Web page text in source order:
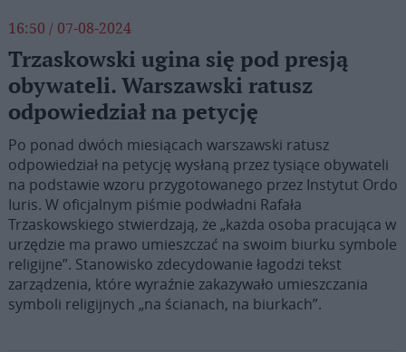
16:50 / 07-08-2024
Trzaskowski ugina się pod presją
obywateli. Warszawski ratusz
odpowiedział na petycję
Po ponad dwóch miesiącach warszawski ratusz
odpowiedział na petycję wysłaną przez tysiące obywateli
na podstawie wzoru przygotowanego przez Instytut Ordo
Iuris. W oficjalnym piśmie podwładni Rafała
Trzaskowskiego stwierdzają, że „każda osoba pracująca w
urzędzie ma prawo umieszczać na swoim biurku symbole
religijne”. Stanowisko zdecydowanie łagodzi tekst
zarządzenia, które wyraźnie zakazywało umieszczania
symboli religijnych „na ścianach, na biurkach”.